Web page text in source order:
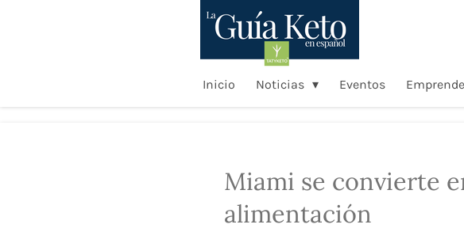
Inicio Noticias Eventos
Miami se convierte
alimentación